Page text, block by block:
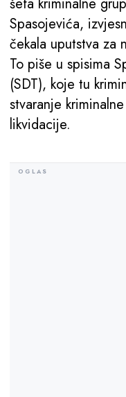
Spasojevića,
čekala uputstva za
To piše u spisima
(SDT), koje tu
stvaranje
likvidacije.